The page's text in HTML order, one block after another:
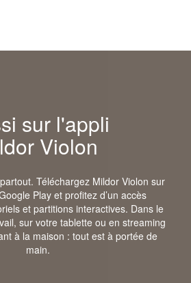
sur l'appli
Violon
Téléchargez Mildor Violon sur
Play et profitez d’un accès
et partitions interactives. Dans le
sur votre tablette ou en streaming
à la maison : tout est à portée de
main.